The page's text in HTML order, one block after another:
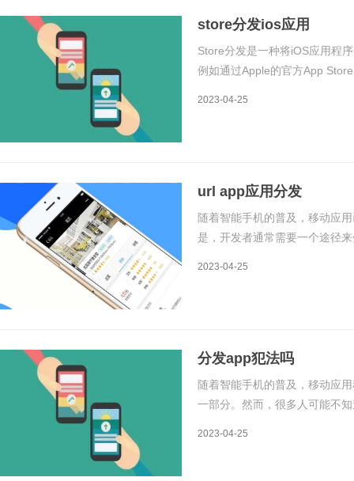
store分发ios应用
Store分发是一种将iOS应用程
例如通过Apple的官方App
2023-04-25
url app应用分发
随着智能手机的普及，移动应
是，开发者通常需要一个途径
2023-04-25
分发app犯法吗
随着智能手机的普及，移动应
一部分。然而，很多人可能不
2023-04-25